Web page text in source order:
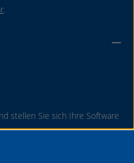
.
stellen Sie sich Ihre Software